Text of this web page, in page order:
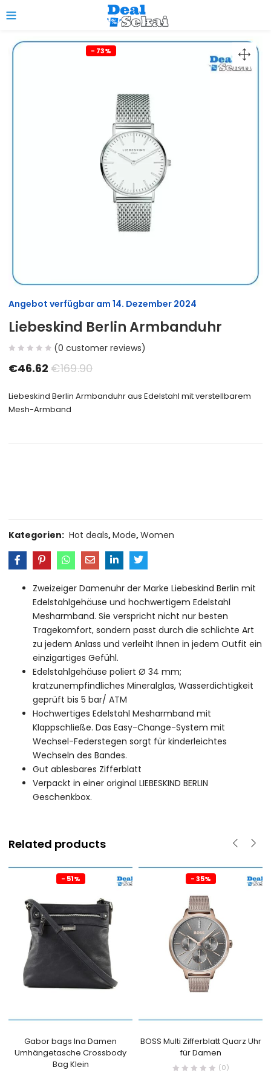
- 73%
Angebot verfügbar am14. Dezember 2024
Liebeskind Berlin Armbanduhr
(0 customer reviews)
€46.62 €169.90
Liebeskind Berlin Armbanduhr aus Edelstahl mit verstellbarem
Mesh-Armband
Kategorien: Hot deals,Mode,Women
Zweizeiger Damenuhr der Marke Liebeskind Berlin mit
Edelstahlgehäuse und hochwertigem Edelstahl
Mesharmband. Sie verspricht nicht nur besten
Tragekomfort, sondern passt durch die schlichte Art
zu jedem Anlass und verleiht Ihnen in jedem Outfit ein
einzigartiges Gefühl.
Edelstahlgehäuse poliert Ø 34 mm;
kratzunempfindliches Mineralglas, Wasserdichtigkeit
geprüft bis 5 bar/ ATM
Hochwertiges Edelstahl Mesharmband mit
Klappschließe. Das Easy-Change-System mit
Wechsel-Federstegen sorgt für kinderleichtes
Wechseln des Bandes.
Gut ablesbares Zifferblatt
Verpackt in einer original LIEBESKIND BERLIN
Geschenkbox.
Related products
- 51%
Gabor bags Ina Damen
Umhängetasche Crossbody
Bag Klein
- 35%
BOSS Multi Zifferblatt Quarz Uhr
für Damen
(0)